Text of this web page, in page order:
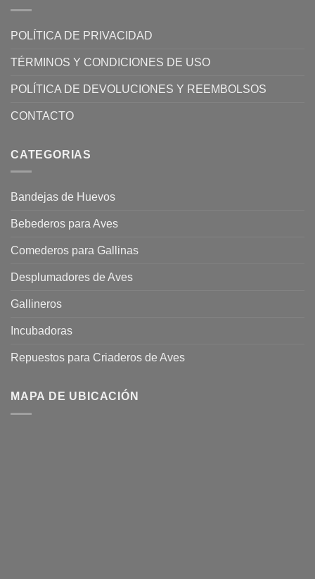
POLÍTICA DE PRIVACIDAD
TÉRMINOS Y CONDICIONES DE USO
POLÍTICA DE DEVOLUCIONES Y REEMBOLSOS
CONTACTO
CATEGORIAS
Bandejas de Huevos
Bebederos para Aves
Comederos para Gallinas
Desplumadores de Aves
Gallineros
Incubadoras
Repuestos para Criaderos de Aves
MAPA DE UBICACIÓN